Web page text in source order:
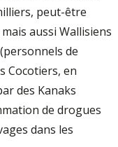
peut-être
aussi Wallisiens
de
Cocotiers, en
des Kanaks
de drogues
dans les